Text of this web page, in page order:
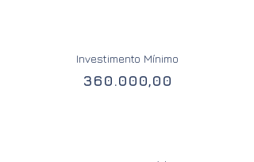
Investimento Mínimo
360.000,00